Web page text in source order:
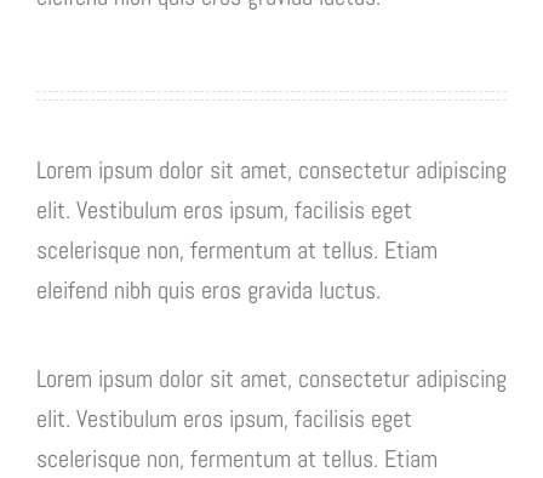
Lorem ipsum dolor sit amet, consectetur adipiscing
elit. Vestibulum eros ipsum, facilisis eget
scelerisque non, fermentum at tellus. Etiam
eleifend nibh quis eros gravida luctus.
Lorem ipsum dolor sit amet, consectetur adipiscing
elit. Vestibulum eros ipsum, facilisis eget
scelerisque non, fermentum at tellus. Etiam